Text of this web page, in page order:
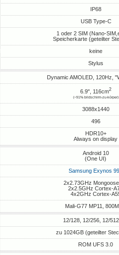
IP68
USB Type-C
1 oder 2 SIM (Nano-
Speicherkarte (geteilter
keine
Stylus
Dynamic AMOLED, 120Hz,
6.9", 116cm2
(~91% bildschirm-zu-körper)
3088x1440
496
HDR10+
Always on display
Android 10
(One UI)
Samsung Exynos
2x2.73GHz
2x2.5GHz Cortex-
4x2GHz Cortex-
Mali-G77 MP11,
12/128, 12/256, 12/
zu 1024GB (geteilter
ROM UFS 3.0